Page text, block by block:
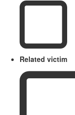
Related victim